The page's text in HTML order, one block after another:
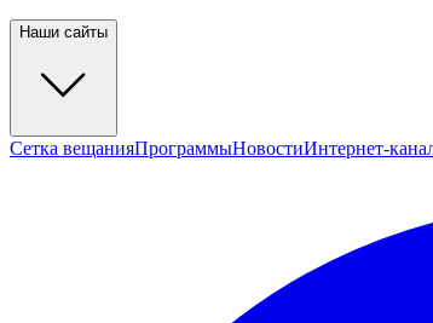
Наши сайты
Сетка вещанияПрограммыНовостиИнтернет-